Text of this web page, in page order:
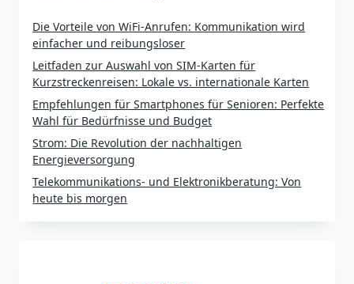
Die Vorteile von WiFi-Anrufen: Kommunikation wird
einfacher und reibungsloser
Leitfaden zur Auswahl von SIM-Karten für
Kurzstreckenreisen: Lokale vs. internationale Karten
Empfehlungen für Smartphones für Senioren: Perfekte
Wahl für Bedürfnisse und Budget
Strom: Die Revolution der nachhaltigen
Energieversorgung
Telekommunikations- und Elektronikberatung: Von
heute bis morgen